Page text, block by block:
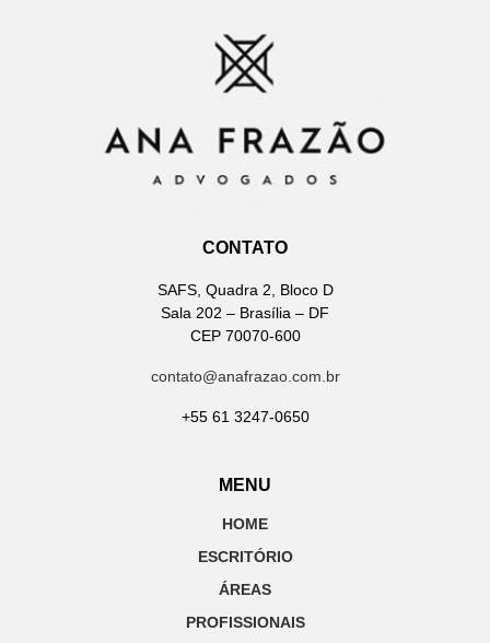
CONTATO
SAFS, Quadra 2, Bloco D
Sala 202 – Brasília – DF
CEP 70070-600
contato@anafrazao.com.br
+55 61 3247-0650
MENU
HOME
ESCRITÓRIO
ÁREAS
PROFISSIONAIS